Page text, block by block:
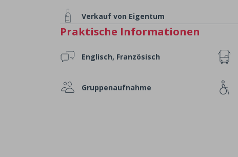
Verkauf von Eigentum
Praktische Informationen
Englisch, Französisch
Gruppenaufnahme